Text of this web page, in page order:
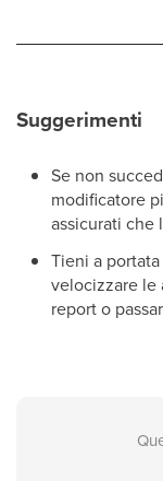
Suggerimenti
Se non
modificatore
assicurati che
Tieni a
velocizzare le
report o